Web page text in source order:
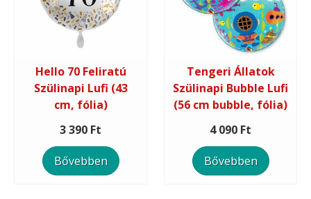
Hello 70 Feliratú
Szülinapi Lufi (43
cm, fólia)
3 390 Ft
Bővebben
Tengeri Állatok
Szülinapi Bubble Lufi
(56 cm bubble, fólia)
4 090 Ft
Bővebben